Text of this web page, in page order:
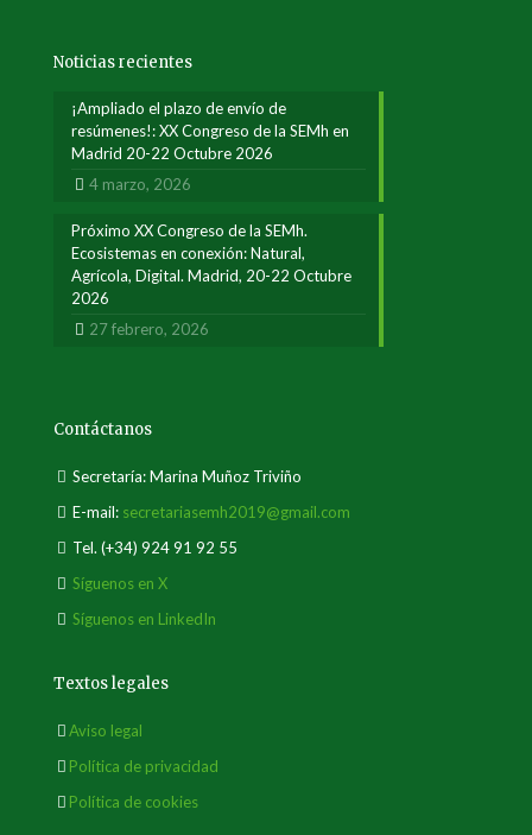
Noticias recientes
¡Ampliado el plazo de envío de
resúmenes!: XX Congreso de la SEMh en
Madrid 20-22 Octubre 2026
4 marzo, 2026
Próximo XX Congreso de la SEMh.
Ecosistemas en conexión: Natural,
Agrícola, Digital. Madrid, 20-22 Octubre
2026
27 febrero, 2026
Contáctanos
Secretaría: Marina Muñoz Triviño
E-mail: secretariasemh2019@gmail.com
Tel. (+34) 924 91 92 55
Síguenos en X
Síguenos en LinkedIn
Textos legales
Aviso legal
Política de privacidad
Política de cookies